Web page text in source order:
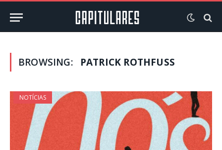
BROWSING: PATRICK ROTHFUSS
NOTÍCIAS